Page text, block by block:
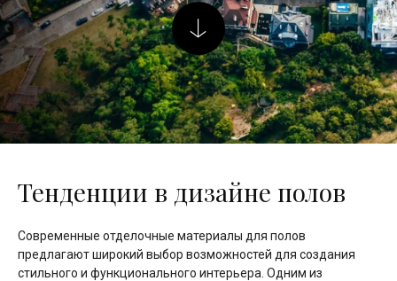
Тенденции в дизайне полов
Современные отделочные материалы для полов
предлагают широкий выбор возможностей для создания
стильного и функционального интерьера. Одним из